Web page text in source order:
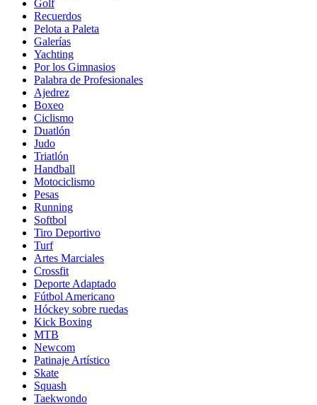
Golf
Recuerdos
Pelota a Paleta
Galerías
Yachting
Por los Gimnasios
Palabra de Profesionales
Ajedrez
Boxeo
Ciclismo
Duatlón
Judo
Triatlón
Handball
Motociclismo
Pesas
Running
Softbol
Tiro Deportivo
Turf
Artes Marciales
Crossfit
Deporte Adaptado
Fútbol Americano
Hóckey sobre ruedas
Kick Boxing
MTB
Newcom
Patinaje Artístico
Skate
Squash
Taekwondo